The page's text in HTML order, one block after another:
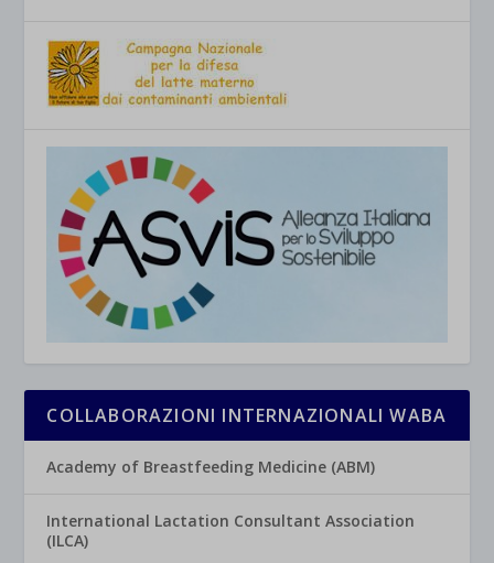
COLLABORAZIONI INTERNAZIONALI WABA
Academy of Breastfeeding Medicine (ABM)
International Lactation Consultant Association
(ILCA)